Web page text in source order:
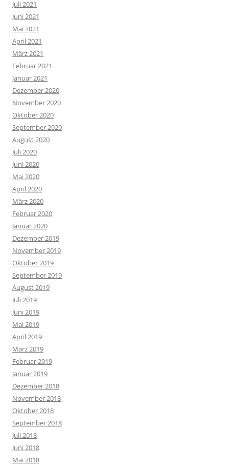
Juli 2021
Juni 2021
Mai 2021
April 2021
März 2021
Februar 2021
Januar 2021
Dezember 2020
November 2020
Oktober 2020
September 2020
August 2020
Juli 2020
Juni 2020
Mai 2020
April 2020
März 2020
Februar 2020
Januar 2020
Dezember 2019
November 2019
Oktober 2019
September 2019
August 2019
Juli 2019
Juni 2019
Mai 2019
April 2019
März 2019
Februar 2019
Januar 2019
Dezember 2018
November 2018
Oktober 2018
September 2018
Juli 2018
Juni 2018
Mai 2018